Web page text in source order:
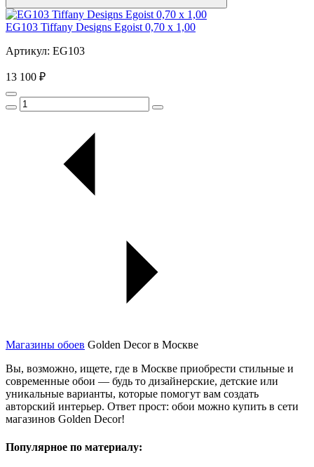
EG103 Tiffany Designs Egoist 0,70 x 1,00
Артикул: EG103
13 100 ₽
Магазины обоев Golden Decor в Москве
Вы, возможно, ищете, где в Москве приобрести стильные и
современные обои — будь то дизайнерские, детские или
уникальные варианты, которые помогут вам создать
авторский интерьер. Ответ прост: обои можно купить в сети
магазинов Golden Decor!
Популярное по материалу: